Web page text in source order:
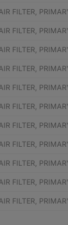
FILTER,
FILTER,
FILTER,
FILTER,
FILTER,
FILTER,
FILTER,
FILTER,
FILTER,
FILTER,
FILTER,